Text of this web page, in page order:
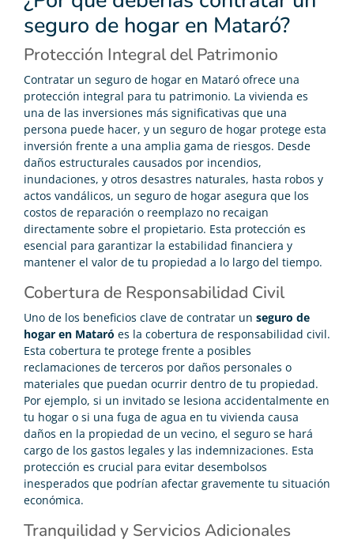
seguro de hogar en Mataró?
Protección Integral del Patrimonio
Contratar un seguro de hogar en Mataró ofrece una
protección integral para tu patrimonio. La vivienda es
una de las inversiones más significativas que una
persona puede hacer, y un seguro de hogar protege esta
inversión frente a una amplia gama de riesgos. Desde
daños estructurales causados por incendios,
inundaciones, y otros desastres naturales, hasta robos y
actos vandálicos, un seguro de hogar asegura que los
costos de reparación o reemplazo no recaigan
directamente sobre el propietario. Esta protección es
esencial para garantizar la estabilidad financiera y
mantener el valor de tu propiedad a lo largo del tiempo.
Cobertura de Responsabilidad Civil
Uno de los beneficios clave de contratar un seguro de
hogar en Mataró es la cobertura de responsabilidad civil.
Esta cobertura te protege frente a posibles
reclamaciones de terceros por daños personales o
materiales que puedan ocurrir dentro de tu propiedad.
Por ejemplo, si un invitado se lesiona accidentalmente en
tu hogar o si una fuga de agua en tu vivienda causa
daños en la propiedad de un vecino, el seguro se hará
cargo de los gastos legales y las indemnizaciones. Esta
protección es crucial para evitar desembolsos
inesperados que podrían afectar gravemente tu situación
económica.
Tranquilidad y Servicios Adicionales